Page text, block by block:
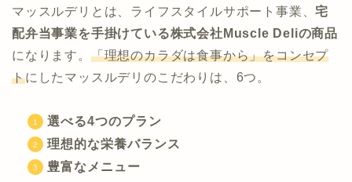
マッスルデリとは、ライフスタイルサポート事業、宅
配弁当事業を手掛けている株式会社Muscle Deliの商品
になります。 「理想のカラダは食事から」をコンセプ
トにしたマッスルデリのこだわりは、6つ。
選べる4つのプラン
理想的な栄養バランス
豊富なメニュー